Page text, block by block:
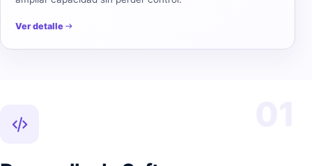
Ver detalle